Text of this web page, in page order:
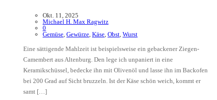
Okt. 11, 2025
Michael H. Max Ragwitz
0
Gemüse Gewürze Käse Obst Wurst
Eine sättigende Mahlzeit ist beispielsweise ein gebackener Ziegen-
Camembert aus Altenburg. Den lege ich unpaniert in eine
Keramikschüssel, bedecke ihn mit Olivenöl und lasse ihn im Backofen
bei 200 Grad auf Sicht bruzzeln. Ist der Käse schön weich, kommt er
samt […]